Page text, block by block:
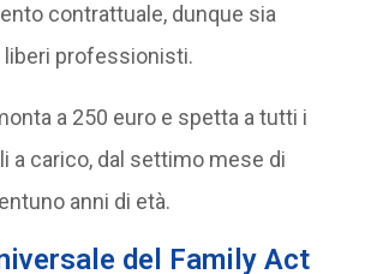
contrattuale, dunque sia
professionisti.
a 250 euro e spetta a tutti i
a carico, dal settimo mese di
anni di età.
del Family Act